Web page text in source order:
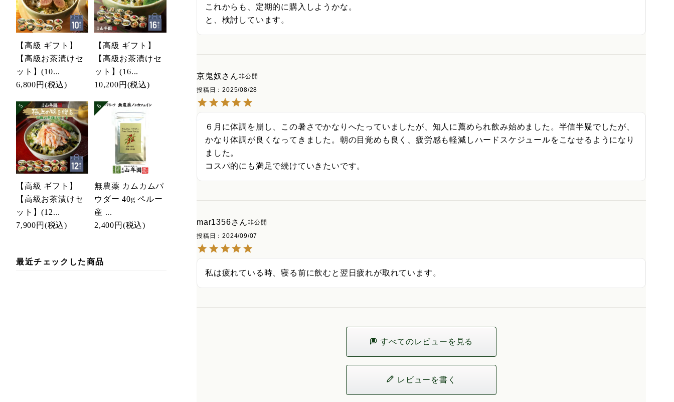
【高級 ギフト】
【高級お茶漬けセ
ット】(10...
6,800円 (税込)
【高級 ギフト】
【高級お茶漬けセ
ット】(16...
10,200円 (税込)
【高級 ギフト】
【高級お茶漬けセ
ット】(12...
7,900円 (税込)
無農薬 カムカムパ
ウダー 40g ペルー
産 ...
2,400円 (税込)
最近チェックした商品
これからも、定期的に購入しようかな。
と、検討しています。
京鬼奴
非公開
投稿日
2025/08/28
６月に体調を崩し、この暑さでかなりへたっていましたが、知人に薦められ飲み始めました。半信半疑でしたが、
かなり体調が良くなってきました。朝の目覚めも良く、疲労感も軽減しハードスケジュールをこなせるようになり
ました。
コスパ的にも満足で続けていきたいです。
mar1356
非公開
投稿日
2024/09/07
私は疲れている時、寝る前に飲むと翌日疲れが取れています。
すべてのレビューを見る
レビューを書く